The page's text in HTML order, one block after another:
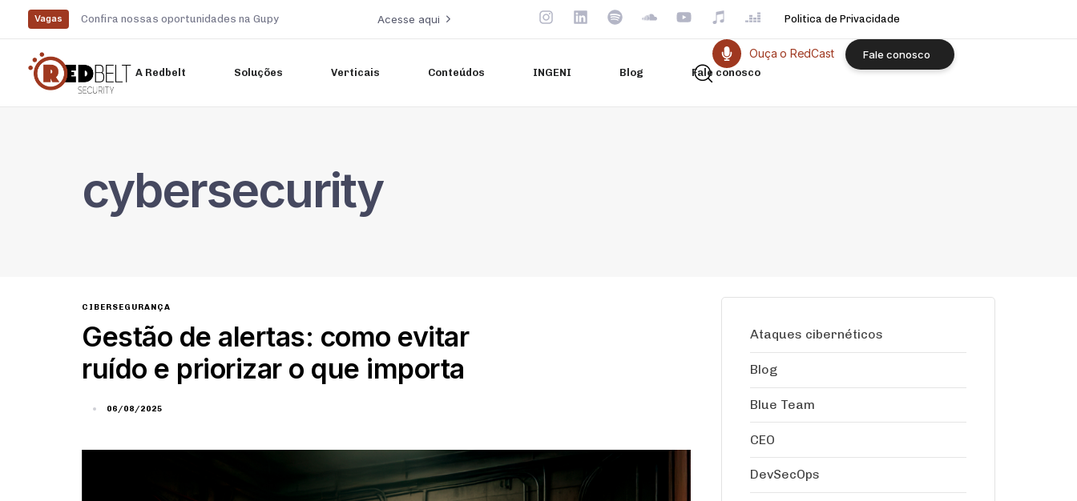
Vagas Confira nossas oportunidades na Gupy Acesse aqui Politica de Privacidade
A Redbelt Soluções Verticais Conteúdos INGENI Blog Fale conosco
Ouça o RedCast Fale conosco
cybersecurity
CIBERSEGURANÇA
Gestão de alertas: como evitar
ruído e priorizar o que importa
06/08/2025
Ataques cibernéticos
Blog
Blue Team
CEO
DevSecOps